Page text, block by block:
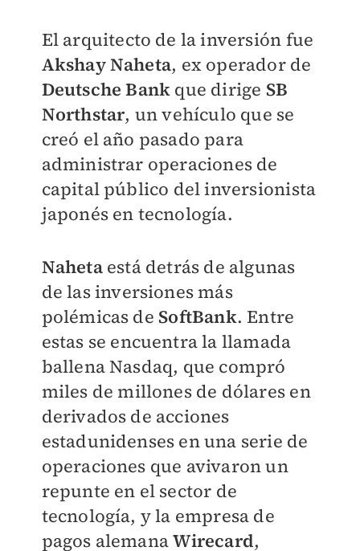
El arquitecto de la inversión fue
Akshay Naheta, ex operador de
Deutsche Bank que dirige SB
Northstar, un vehículo que se
creó el año pasado para
administrar operaciones de
capital público del inversionista
japonés en tecnología.
Naheta está detrás de algunas
de las inversiones más
polémicas de SoftBank. Entre
estas se encuentra la llamada
ballena Nasdaq, que compró
miles de millones de dólares en
derivados de acciones
estadunidenses en una serie de
operaciones que avivaron un
repunte en el sector de
tecnología, y la empresa de
pagos alemanaWirecard,